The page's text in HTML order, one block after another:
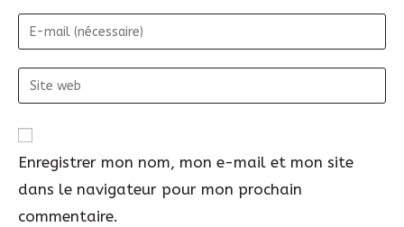
E-
mail
Site
web
Enregistrer mon nom, mon e-mail et mon site
dans le navigateur pour mon prochain
commentaire.